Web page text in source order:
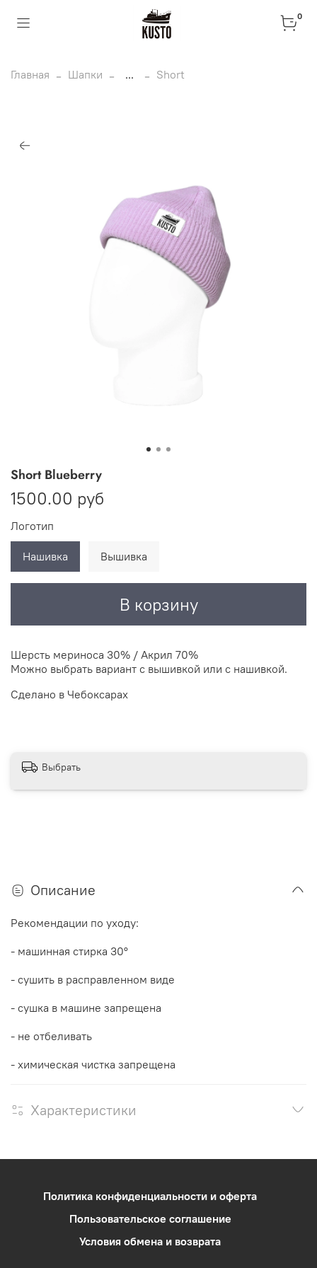
0
Главная Шапки ... Short
Short Blueberry
1500.00 руб
В корзину
Логотип
Нашивка Вышивка
Шерсть мериноса 30% / Акрил 70%
Можно выбрать вариант с вышивкой или с нашивкой.
Сделано в Чебоксарах
Выбрать
Описание
Рекомендации по уходу:
- машинная стирка 30°
- сушить в расправленном виде
- сушка в машине запрещена
- не отбеливать
- химическая чистка запрещена
Характеристики
Политика конфиденциальности и оферта
Пользовательское соглашение
Условия обмена и возврата